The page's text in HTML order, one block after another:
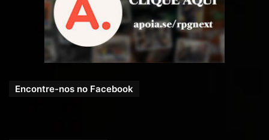
Encontre-nos no Facebook